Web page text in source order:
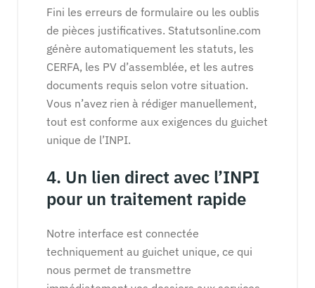
Fini les erreurs de formulaire ou les oublis
de pièces justificatives. Statutsonline.com
génère automatiquement les statuts, les
CERFA, les PV d’assemblée, et les autres
documents requis selon votre situation.
Vous n’avez rien à rédiger manuellement,
tout est conforme aux exigences du guichet
unique de l’INPI.
4. Un lien direct avec l’INPI
pour un traitement rapide
Notre interface est connectée
techniquement au guichet unique, ce qui
nous permet de transmettre